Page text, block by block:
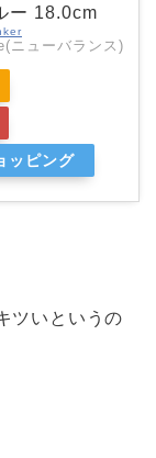
ー 18.0cm
ニューバランス)
ッピング
ツいというの